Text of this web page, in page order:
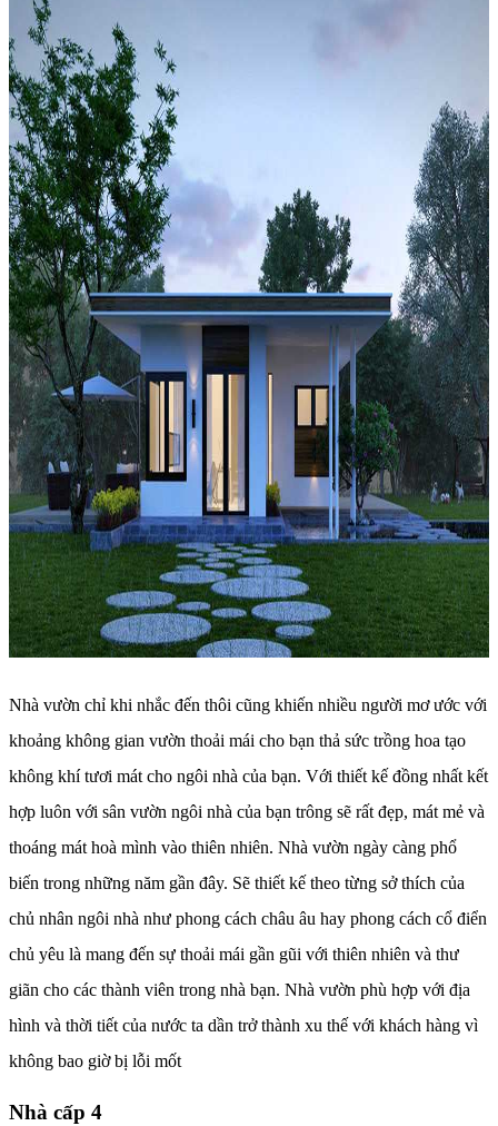
Nhà vườn chỉ khi nhắc đến thôi cũng khiến nhiều người mơ ước với
khoảng không gian vườn thoải mái cho bạn thả sức trồng hoa tạo
không khí tươi mát cho ngôi nhà của bạn. Với thiết kế đồng nhất kết
hợp luôn với sân vườn ngôi nhà của bạn trông sẽ rất đẹp, mát mẻ và
thoáng mát hoà mình vào thiên nhiên. Nhà vườn ngày càng phổ
biến trong những năm gần đây. Sẽ thiết kế theo từng sở thích của
chủ nhân ngôi nhà như phong cách châu âu hay phong cách cổ điển
chủ yêu là mang đến sự thoải mái gần gũi với thiên nhiên và thư
giãn cho các thành viên trong nhà bạn. Nhà vườn phù hợp với địa
hình và thời tiết của nước ta dần trở thành xu thế với khách hàng vì
không bao giờ bị lỗi mốt
Nhà cấp 4